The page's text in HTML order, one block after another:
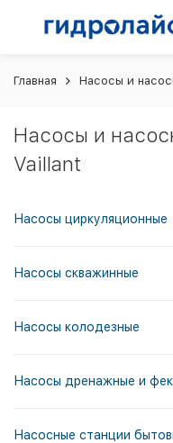
Главная Насосы и
Насосы и
Vaillant
Насосы циркуляционные
Насосы скважинные
Насосы колодезные
Насосы дренажные и
Насосные станции